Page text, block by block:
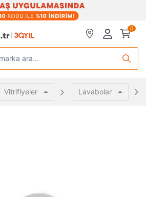
0
ara...
Vitrifiyeler Lavabolar